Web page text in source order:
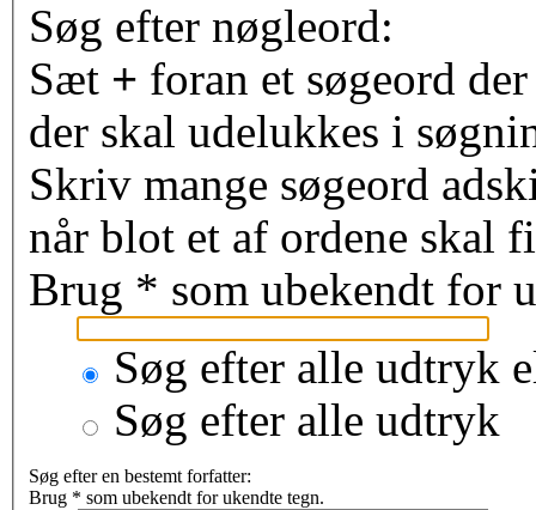
Søg efter nøgleord:
Sæt + foran et søgeord
der skal udelukkes i
Skriv mange søgeord
når blot et af ordene skal
Brug * som ubekendt for
Søg efter alle udtryk
Søg efter alle udtryk
Søg efter en bestemt forfatter:
Brug * som ubekendt for ukendte tegn.